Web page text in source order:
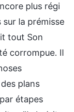
plus régi
sur la prémisse
tout Son
corrompue. Il
plans
étapes